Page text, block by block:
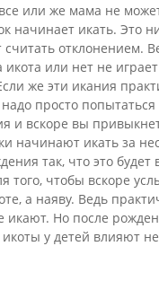
или же мама не
начинает икать. Это
считать отклонением.
икота или нет не
же эти икания
просто
и вскоре вы
начинают икать за
так, что это будет
того, чтобы вскоре
а наяву. Ведь
икают. Но после
у детей влияют